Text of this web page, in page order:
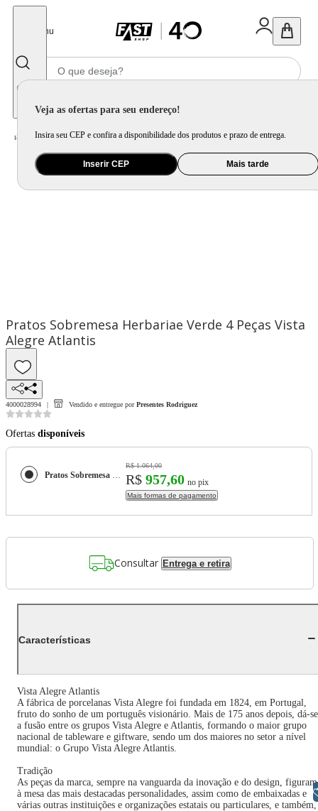
Menu
Veja as ofertas para seu endereço!
Insira seu CEP e confira a disponibilidade dos produtos e prazo de entrega.
Inserir CEP Mais tarde
Home Utilidade Doméstica Mesa / Aparelho de Jantar e Prato Avulso
Pratos Sobremesa Herbariae Verde 4 Peças Vista
Alegre Atlantis
4000028994 Vendido e entregue por Presentes Rodriguez
Ofertas disponíveis
Pratos Sobremesa Herbariae Verde 4 Peças Vista Alegre Atlantis
R$ 1.064,00
R$ 957,60 no pix
Mais formas de pagamento
Consultar Entrega e retira
Características
Vista Alegre Atlantis
A fábrica de porcelanas Vista Alegre foi fundada em 1824, em Portugal,
fruto do sonho de um português visionário. Mais de 175 anos depois, dá-se
a fusão entre os grupos Vista Alegre e Atlantis, formando o maior grupo
nacional de tableware e giftware, sendo um dos maiores no setor a nível
mundial: o Grupo Vista Alegre Atlantis.
Tradição
As peças da marca, sempre na vanguarda da inovação e do design, figuram
à mesa das mais destacadas personalidades, assim como de embaixadas e
várias outras instituições e organizações estatais ou particulares, e também,
Libras